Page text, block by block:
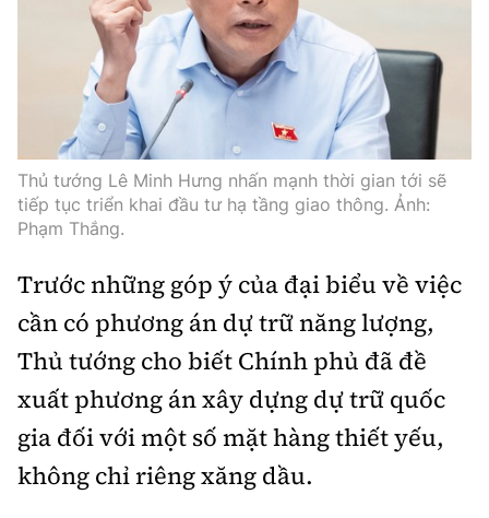
Thủ tướng Lê Minh Hưng nhấn mạnh thời gian tới sẽ
tiếp tục triển khai đầu tư hạ tầng giao thông. Ảnh:
Phạm Thắng.
Trước những góp ý của đại biểu về việc
cần có phương án dự trữ năng lượng,
Thủ tướng cho biết Chính phủ đã đề
xuất phương án xây dựng dự trữ quốc
gia đối với một số mặt hàng thiết yếu,
không chỉ riêng xăng dầu.